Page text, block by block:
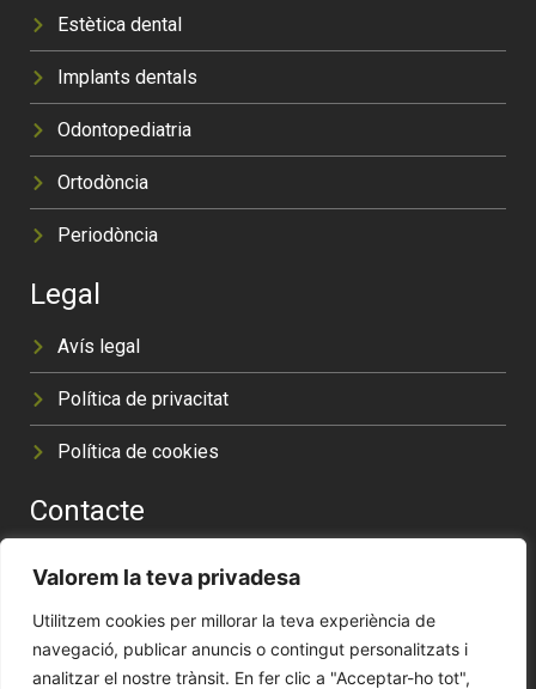
Valorem la teva privadesa
Utilitzem cookies per millorar la teva experiència de
navegació, publicar anuncis o contingut personalitzats i
analitzar el nostre trànsit. En fer clic a "Acceptar-ho tot",
Estètica dental
Implants dentals
Odontopediatria
Ortodòncia
Periodòncia
Legal
Avís legal
Política de privacitat
Política de cookies
Contacte
Carrer de Sants, 68, 08014, Barcelona